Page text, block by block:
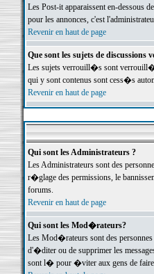
Les Post-it apparaissent en-dessous
pour les annonces, c'est
Revenir en haut de page
Que sont les sujets de discussions
Les sujets verrouill�s sont
qui y sont contenus sont cess�s
Revenir en haut de page
Qui sont les Administrateurs ?
Les Administrateurs sont des
r�glage des permissions, le
forums.
Revenir en haut de page
Qui sont les Mod�rateurs?
Les Mod�rateurs sont des
d'�diter ou de supprimer les
sont l� pour �viter aux gens de